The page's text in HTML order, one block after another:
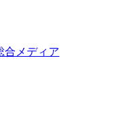
合メディア